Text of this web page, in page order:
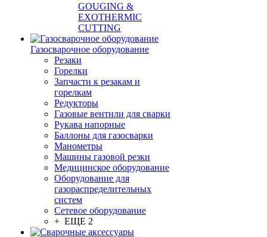
GOUGING &
EXOTHERMIC
CUTTING
Газосварочное оборудование
Резаки
Горелки
Запчасти к резакам и
горелкам
Редукторы
Газовые вентили для сварки
Рукава напорные
Баллоны для газосварки
Манометры
Машины газовой резки
Медицинское оборудование
Оборудование для
газораспределительных
систем
Сетевое оборудование
+ ЕЩЕ 2